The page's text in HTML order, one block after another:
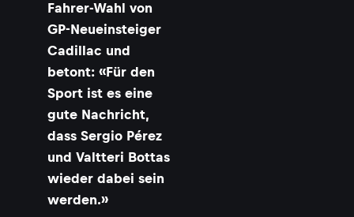
Fahrer-Wahl von
GP-Neueinsteiger
Cadillac und
betont: «Für den
Sport ist es eine
gute Nachricht,
dass Sergio Pérez
und Valtteri Bottas
wieder dabei sein
werden.»